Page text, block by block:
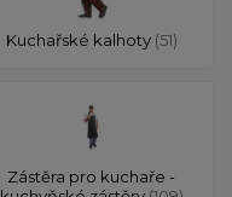
Kuchařské kalhoty (51)
Zástěra pro kuchaře -